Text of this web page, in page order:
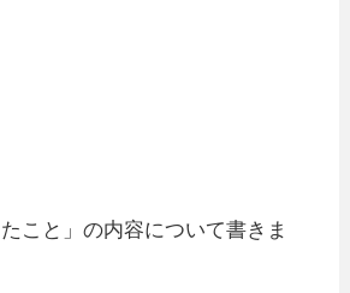
こと」の内容について書きま